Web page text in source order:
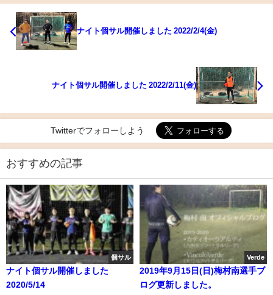
ナイト個サル開催しました 2022/2/4(金)
ナイト個サル開催しました 2022/2/11(金)
Twitterでフォローしよう
おすすめの記事
個サル
ナイト個サル開催しました
2020/5/14
Verde
2019年9月15日(日)梅村南選手ブ
ログ更新しました。